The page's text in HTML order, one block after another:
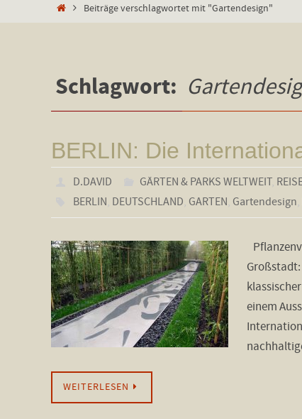
StartBeiträge verschlagwortet mit "Gartendesign"
Schlagwort:
BERLIN: Die
D.DAVID GÄRTEN & PARKS WELTWEIT,
BERLIN, DEUTSCHLAND, GARTEN, Gartendesign,
einem
WEITERLESEN